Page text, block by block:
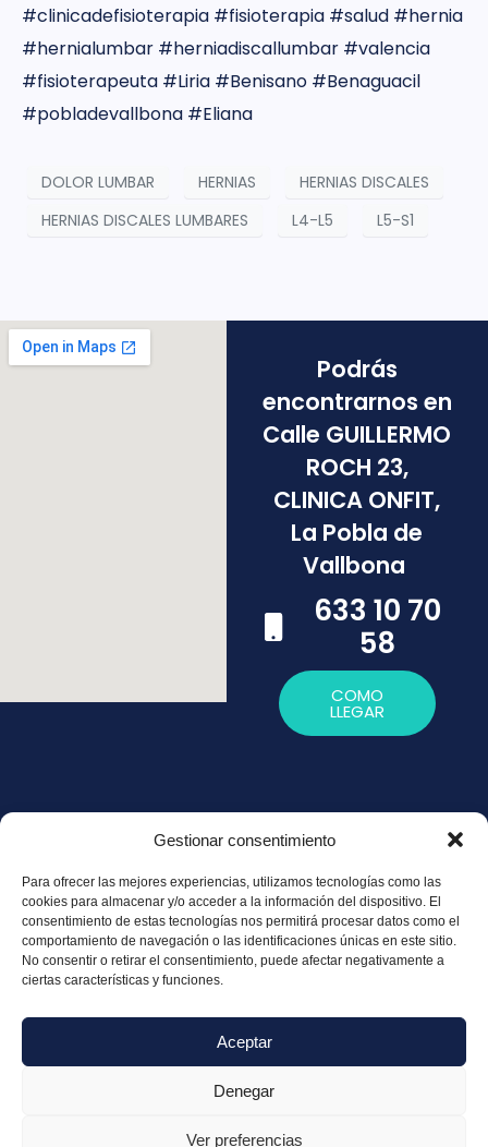
Gestionar consentimiento
Para ofrecer las mejores experiencias, utilizamos tecnologías como las
cookies para almacenar y/o acceder a la información del dispositivo. El
consentimiento de estas tecnologías nos permitirá procesar datos como el
comportamiento de navegación o las identificaciones únicas en este sitio.
No consentir o retirar el consentimiento, puede afectar negativamente a
ciertas características y funciones.
Aceptar
Denegar
Ver preferencias
#clinicadefisioterapia #fisioterapia #salud #hernia
#hernialumbar #herniadiscallumbar #valencia
#fisioterapeuta #Liria #Benisano #Benaguacil
#pobladevallbona #Eliana
DOLOR LUMBAR HERNIAS
HERNIAS DISCALES
HERNIAS DISCALES LUMBARES
L4-L5 L5-S1
Podrás
encontrarnos en
Calle GUILLERMO
ROCH 23,
CLINICA ONFIT,
La Pobla de
Vallbona
633 10 70
58
COMO
LLEGAR
Privacidad
Política de
Cookies